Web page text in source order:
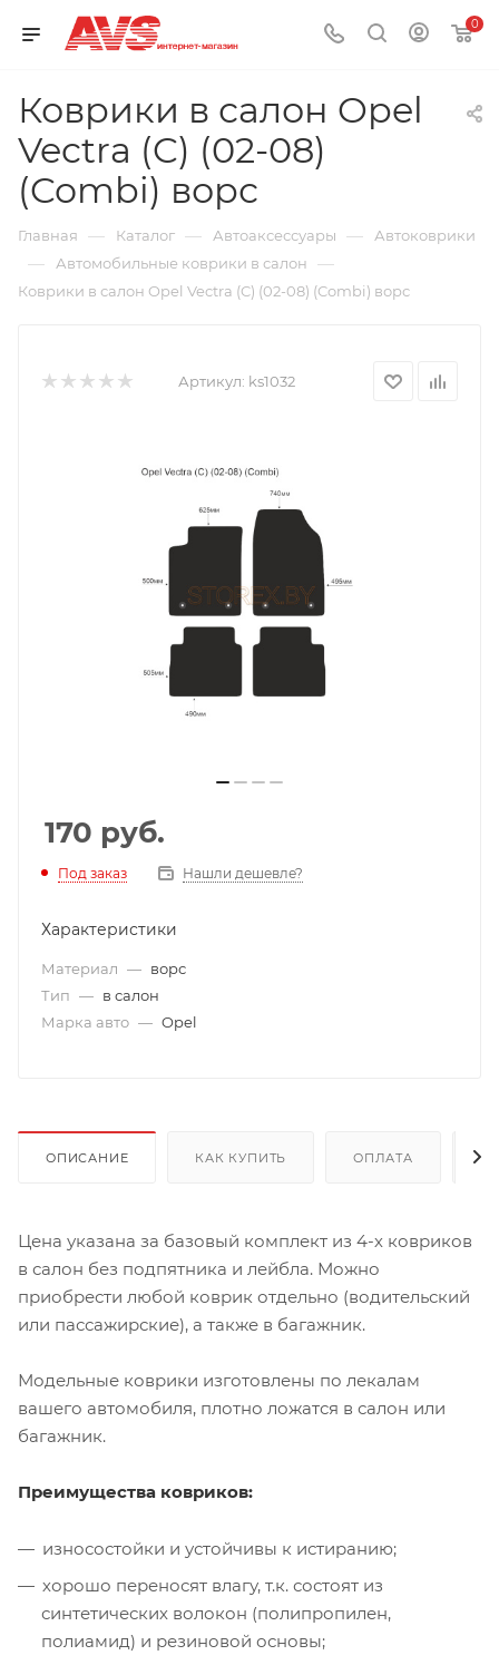
0
Коврики в салон Opel
Vectra (C) (02-08)
(Combi) ворс
Главная — Каталог — Автоаксессуары — Автоковрики
— Автомобильные коврики в салон —
Коврики в салон Opel Vectra (C) (02-08) (Combi) ворс
Артикул: ks1032
170 руб.
Под заказ Нашли дешевле?
Характеристики
Материал — ворс
Тип — в салон
Марка авто — Opel
ОПИСАНИЕ КАК КУПИТЬ ОПЛАТА
Цена указана за базовый комплект из 4-х ковриков
в салон без подпятника и лейбла. Можно
приобрести любой коврик отдельно (водительский
или пассажирские), а также в багажник.
Модельные коврики изготовлены по лекалам
вашего автомобиля, плотно ложатся в салон или
багажник.
Преимущества ковриков:
износостойки и устойчивы к истиранию;
хорошо переносят влагу, т.к. состоят из
синтетических волокон (полипропилен,
полиамид) и резиновой основы;